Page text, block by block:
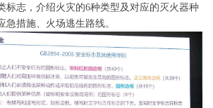
标志，介绍火灾的6种类型及对应的灭火器种
急措施、火场逃生路线。